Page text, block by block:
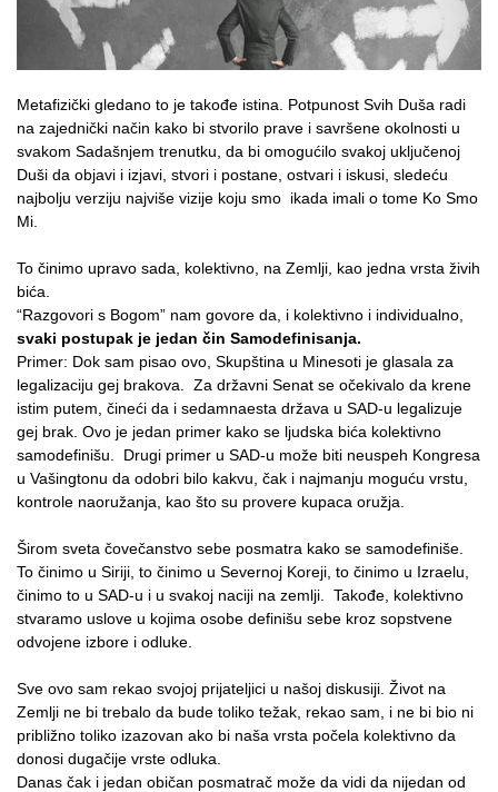
Metafizički gledano to je takođe istina. Potpunost Svih Duša radi
na zajednički način kako bi stvorilo prave i savršene okolnosti u
svakom Sadašnjem trenutku, da bi omogućilo svakoj uključenoj
Duši da objavi i izjavi, stvori i postane, ostvari i iskusi, sledeću
najbolju verziju najviše vizije koju smo ikada imali o tome Ko Smo
Mi.
To činimo upravo sada, kolektivno, na Zemlji, kao jedna vrsta živih
bića.
“Razgovori s Bogom” nam govore da, i kolektivno i individualno,
svaki postupak je jedan čin Samodefinisanja.
Primer: Dok sam pisao ovo, Skupština u Minesoti je glasala za
legalizaciju gej brakova. Za državni Senat se očekivalo da krene
istim putem, čineći da i sedamnaesta država u SAD-u legalizuje
gej brak. Ovo je jedan primer kako se ljudska bića kolektivno
samodefinišu. Drugi primer u SAD-u može biti neuspeh Kongresa
u Vašingtonu da odobri bilo kakvu, čak i najmanju moguću vrstu,
kontrole naoružanja, kao što su provere kupaca oružja.
Širom sveta čovečanstvo sebe posmatra kako se samodefiniše.
To činimo u Siriji, to činimo u Severnoj Koreji, to činimo u Izraelu,
činimo to u SAD-u i u svakoj naciji na zemlji. Takođe, kolektivno
stvaramo uslove u kojima osobe definišu sebe kroz sopstvene
odvojene izbore i odluke.
Sve ovo sam rekao svojoj prijateljici u našoj diskusiji. Život na
Zemlji ne bi trebalo da bude toliko težak, rekao sam, i ne bi bio ni
približno toliko izazovan ako bi naša vrsta počela kolektivno da
donosi dugačije vrste odluka.
Danas čak i jedan običan posmatrač može da vidi da nijedan od